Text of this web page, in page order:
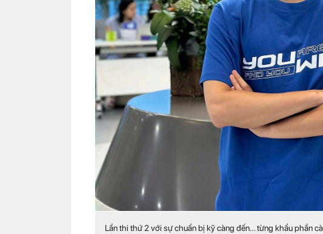
Lần thi thứ 2 với sự chuẩn bị kỹ càng đến… từng khẩu phần